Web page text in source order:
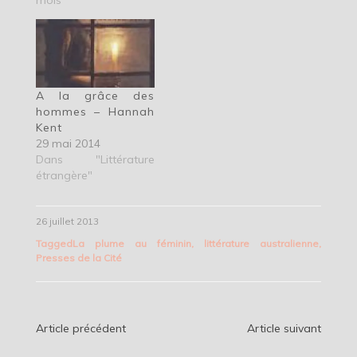
A la grâce des
hommes – Hannah
Kent
29 mai 2014
Dans "Littérature
étrangère"
26 juillet 2013
TaggedLa plume au féminin littérature australienne
Presses de la Cité
Navigation
Article précédent Article suivant